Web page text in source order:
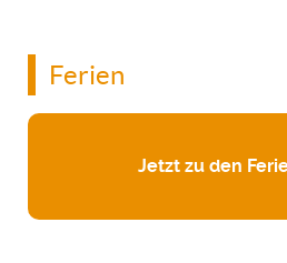
Ferien
Jetzt zu den